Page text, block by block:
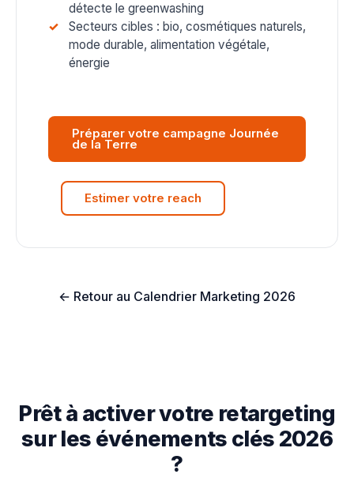
détecte le greenwashing
Secteurs cibles : bio, cosmétiques naturels,
mode durable, alimentation végétale,
énergie
Préparer votre campagne Journée
de la Terre
Estimer votre reach
← Retour au Calendrier Marketing 2026
Prêt à activer votre retargeting
sur les événements clés 2026
?